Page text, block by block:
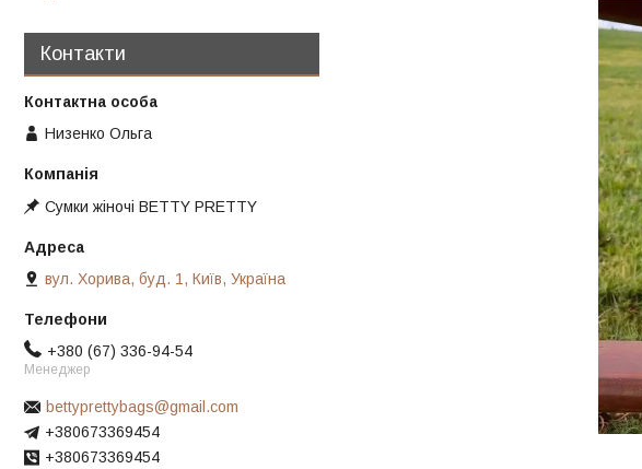
Контакти
Низенко Ольга
Сумки жіночі BETTY PRETTY
вул. Хорива, буд. 1, Київ, Україна
+380 (67) 336-94-54
Менеджер
bettyprettybags@gmail.com
+380673369454
+380673369454